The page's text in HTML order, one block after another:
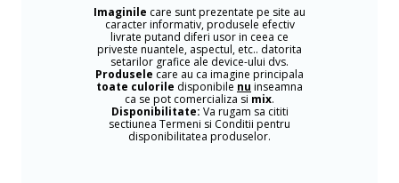
Imaginile care sunt prezentate pe site au
caracter informativ, produsele efectiv
livrate putand diferi usor in ceea ce
priveste nuantele, aspectul, etc.. datorita
setarilor grafice ale device-ului dvs.
Produsele care au ca imagine principala
toate culorile disponibile nu inseamna
ca se pot comercializa si mix.
Disponibilitate: Va rugam sa cititi
sectiunea Termeni si Conditii pentru
disponibilitatea produselor.